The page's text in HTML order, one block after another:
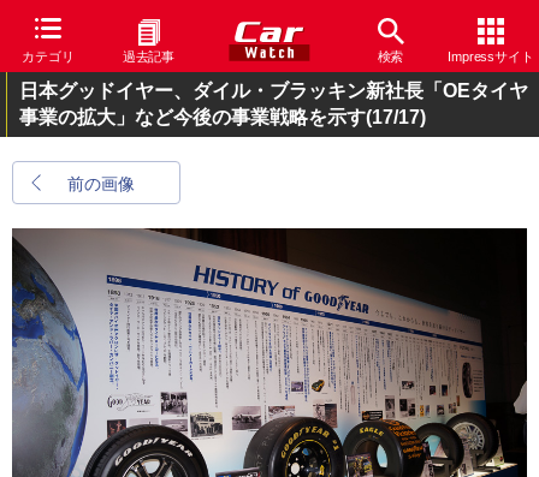
カテゴリ 過去記事 検索 Impressサイト
日本グッドイヤー、ダイル・ブラッキン新社長「OEタイヤ
事業の拡大」など今後の事業戦略を示す(17/17)
前の画像